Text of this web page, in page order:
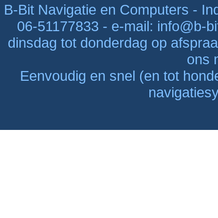
B-Bit Navigatie en Computers -
06-51177833 - e-mail: info@b-
dinsdag tot donderdag op
ons
Eenvoudig en snel (en tot